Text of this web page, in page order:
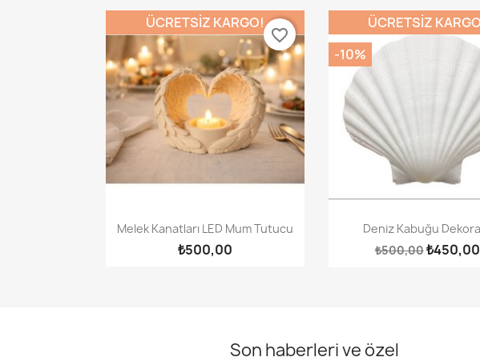
Hızlı Görünüm
Melek Kanatları LED Mum Tutucu
₺500,00
ÜCRETSIZ KARGO!
favorite_border
Hızlı
Deniz Kabuğu
₺500,00₺450,00
ÜCRETSIZ
-10%
Son haberleri ve özel